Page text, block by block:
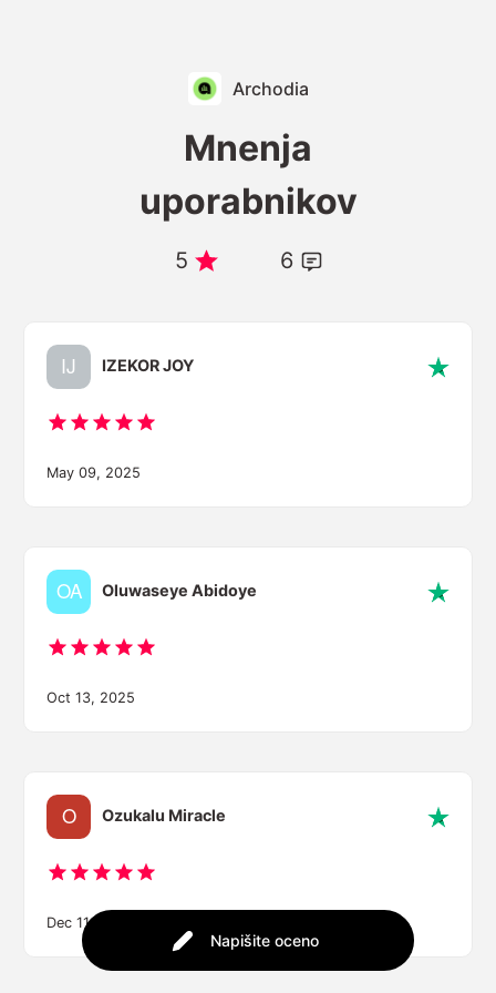
Archodia
Mnenja
uporabnikov
5 6
Napišite oceno
IZEKOR JOY
May 09, 2025
Oluwaseye Abidoye
Oct 13, 2025
Ozukalu Miracle
Dec 11, 2025